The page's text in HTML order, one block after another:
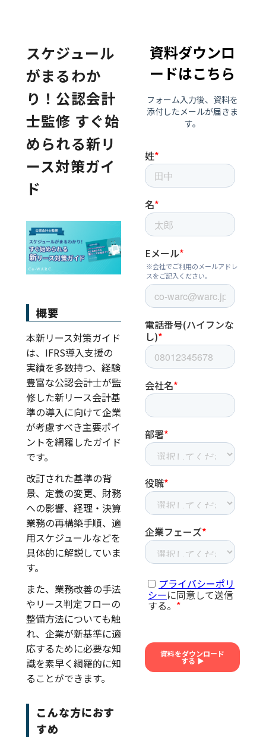
スケジュール
がまるわか
り！公認会計
士監修 すぐ始
められる新リ
ース対策ガイ
ド
概要
本新リース対策ガイド
は、IFRS導入支援の
実績を多数持つ、経験
豊富な公認会計士が監
修した新リース会計基
準の導入に向けて企業
が考慮すべき主要ポイ
ントを網羅したガイド
です。
改訂された基準の背
景、定義の変更、財務
への影響、経理・決算
業務の再構築手順、適
用スケジュールなどを
具体的に解説していま
す。
また、業務改善の手法
やリース判定フローの
整備方法についても触
れ、企業が新基準に適
応するために必要な知
識を素早く網羅的に知
ることができます。
こんな方におす
すめ